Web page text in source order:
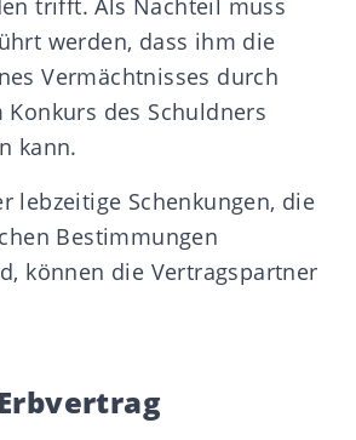
trifft. Als Nachteil muss
werden, dass ihm die
Vermächtnisses durch
des Schuldners
kann.
lebzeitige Schenkungen, die
Bestimmungen
können die Vertragspartner